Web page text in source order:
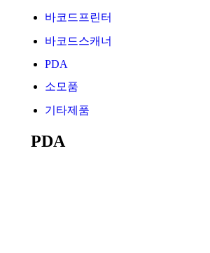
바코드프린터
바코드스캐너
PDA
소모품
기타제품
PDA